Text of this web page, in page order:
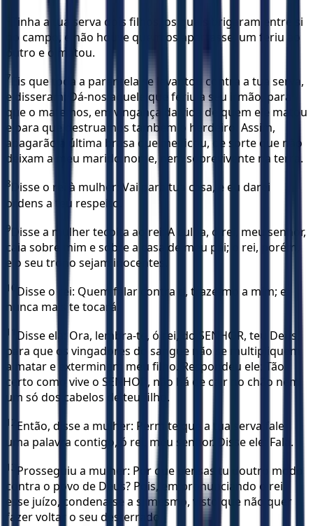
Tinha a tua serva dois filhos, os quais brigaram entre si
no campo, e não houve quem os apartasse; um feriu ao
outro e o matou.
7 Eis que toda a parentela se levantou contra a tua serva,
e disseram: Dá-nos aquele que feriu a seu irmão, para
que o matemos, em vingança da vida de quem ele matou
e para que destruamos também o herdeiro. Assim,
apagarão a última brasa que me ficou, de sorte que não
deixam a meu marido nome, nem sobrevivente na terra.
8
Disse o rei à mulher: Vai para tua casa, e eu darei
ordens a teu respeito.
9
Disse a mulher tecoíta ao rei: A culpa, ó rei, meu senhor,
caia sobre mim e sobre a casa de meu pai; o rei, porém,
e o seu trono sejam inocentes.
10 Disse o rei: Quem falar contra ti, traze-mo a mim; e
nunca mais te tocará.
11
Disse ela: Ora, lembra-te, ó rei, do SENHOR, teu Deus,
para que os vingadores do sangue não se multipliquem
a matar e exterminem meu filho. Respondeu ele: Tão
certo como vive o SENHOR, não há de cair no chão nem
um só dos cabelos de teu filho.
12 Então, disse a mulher: Permite que a tua serva fale
uma palavra contigo, ó rei, meu senhor. Disse ele: Fala.
13 Prosseguiu a mulher: Por que pensas tu doutro modo
contra o povo de Deus? Pois, em pronunciando o rei
esse juízo, condena-se a si mesmo, visto que não quer
fazer voltar o seu desterrado.